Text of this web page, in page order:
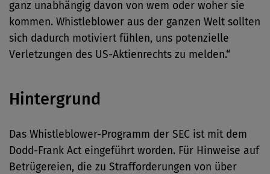
ganz unabhängig davon von wem oder woher sie
kommen. Whistleblower aus der ganzen Welt sollten
sich dadurch motiviert fühlen, uns potenzielle
Verletzungen des US-Aktienrechts zu melden.“
Hintergrund
Das Whistleblower-Programm der SEC ist mit dem
Dodd-Frank Act eingeführt worden. Für Hinweise auf
Betrügereien, die zu Strafforderungen von über